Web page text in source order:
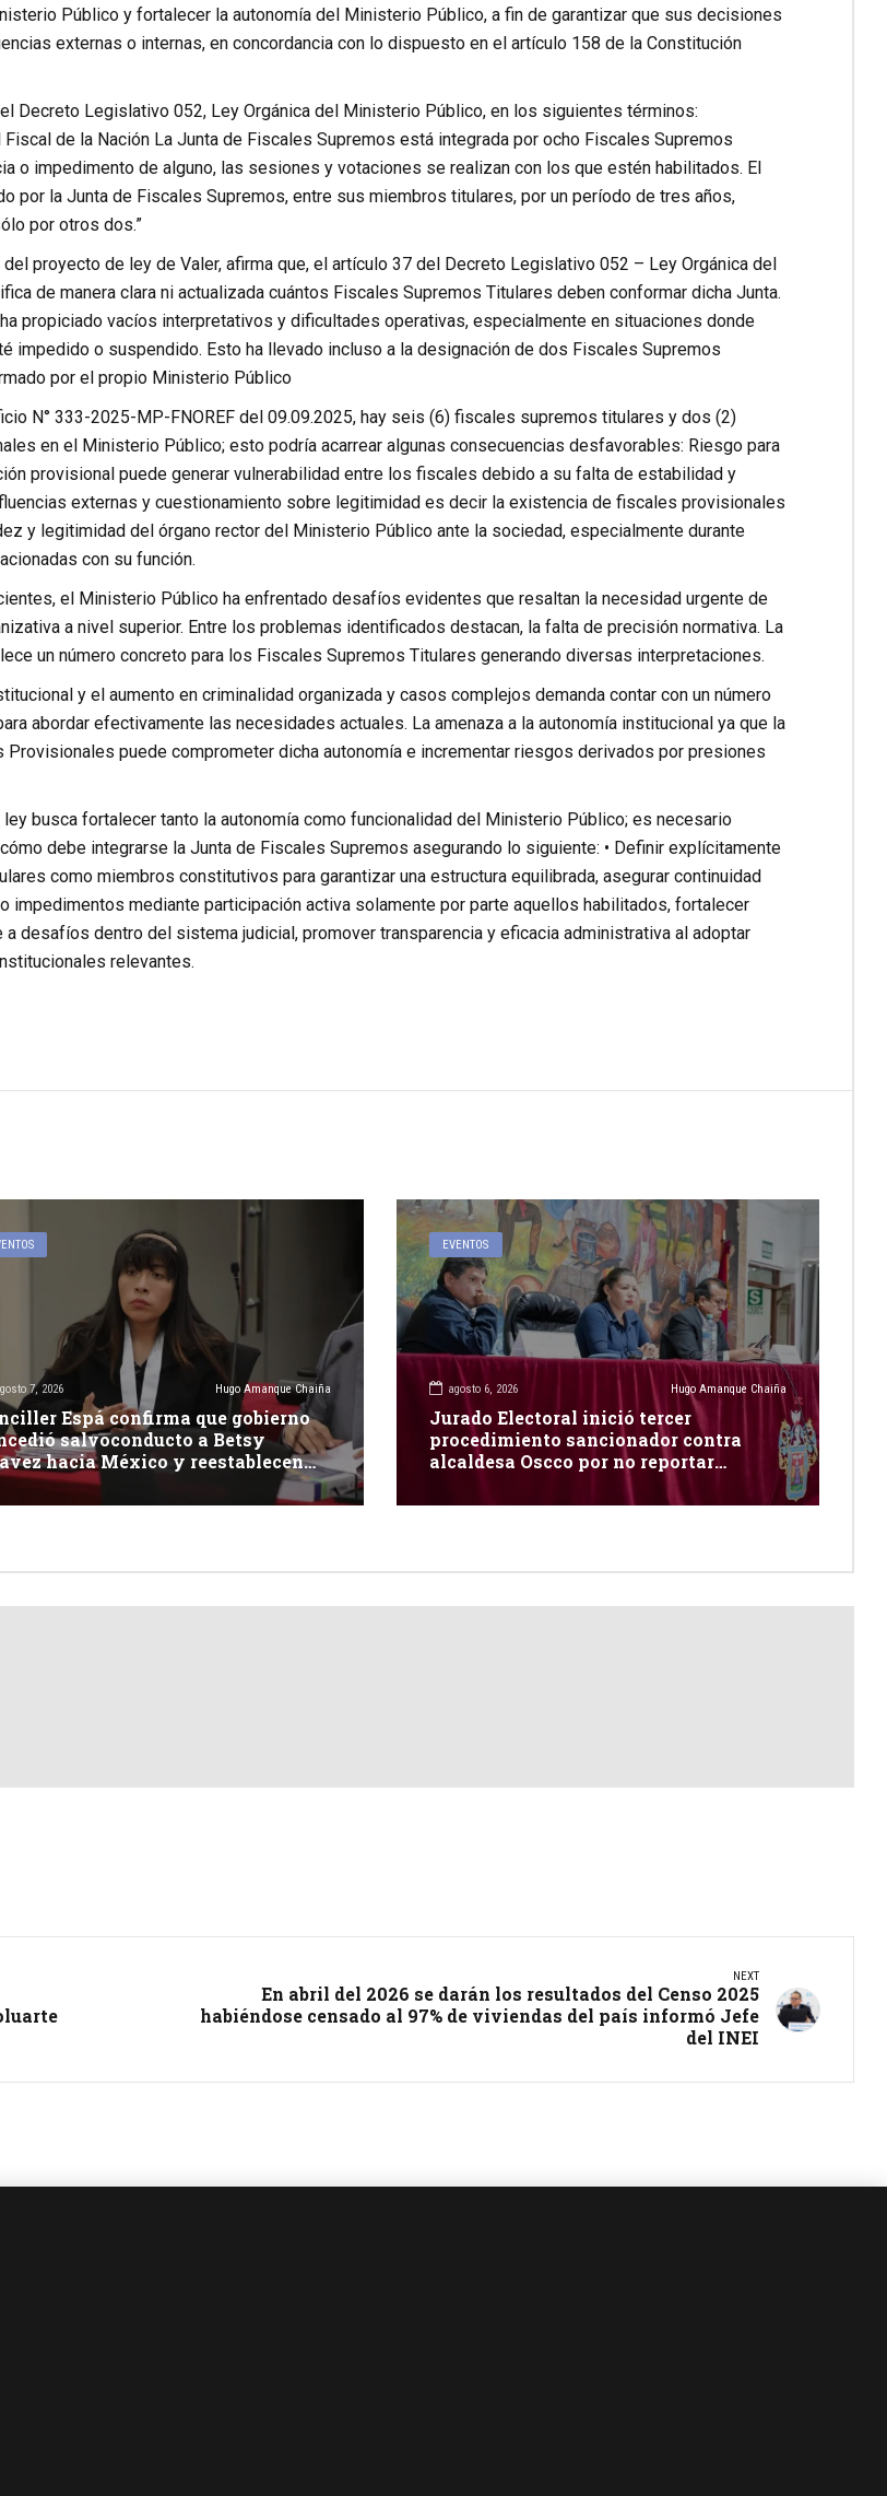
Público y fortalecer la autonomía del Ministerio Público, a fin de garantizar que sus decisiones
externas o internas, en concordancia con lo dispuesto en el artículo 158 de la Constitución
Decreto Legislativo 052, Ley Orgánica del Ministerio Público, en los siguientes términos:
de la Nación La Junta de Fiscales Supremos está integrada por ocho Fiscales Supremos
o impedimento de alguno, las sesiones y votaciones se realizan con los que estén habilitados. El
por la Junta de Fiscales Supremos, entre sus miembros titulares, por un período de tres años,
por otros dos.”
proyecto de ley de Valer, afirma que, el artículo 37 del Decreto Legislativo 052 – Ley Orgánica del
de manera clara ni actualizada cuántos Fiscales Supremos Titulares deben conformar dicha Junta.
propiciado vacíos interpretativos y dificultades operativas, especialmente en situaciones donde
impedido o suspendido. Esto ha llevado incluso a la designación de dos Fiscales Supremos
por el propio Ministerio Público
N° 333-2025-MP-FNOREF del 09.09.2025, hay seis (6) fiscales supremos titulares y dos (2)
en el Ministerio Público; esto podría acarrear algunas consecuencias desfavorables: Riesgo para
provisional puede generar vulnerabilidad entre los fiscales debido a su falta de estabilidad y
externas y cuestionamiento sobre legitimidad es decir la existencia de fiscales provisionales
y legitimidad del órgano rector del Ministerio Público ante la sociedad, especialmente durante
con su función.
el Ministerio Público ha enfrentado desafíos evidentes que resaltan la necesidad urgente de
a nivel superior. Entre los problemas identificados destacan, la falta de precisión normativa. La
un número concreto para los Fiscales Supremos Titulares generando diversas interpretaciones.
y el aumento en criminalidad organizada y casos complejos demanda contar con un número
abordar efectivamente las necesidades actuales. La amenaza a la autonomía institucional ya que la
Provisionales puede comprometer dicha autonomía e incrementar riesgos derivados por presiones
busca fortalecer tanto la autonomía como funcionalidad del Ministerio Público; es necesario
debe integrarse la Junta de Fiscales Supremos asegurando lo siguiente: • Definir explícitamente
como miembros constitutivos para garantizar una estructura equilibrada, asegurar continuidad
impedimentos mediante participación activa solamente por parte aquellos habilitados, fortalecer
desafíos dentro del sistema judicial, promover transparencia y eficacia administrativa al adoptar
relevantes.
7, 2026 Hugo Amanque Chaiña
Espá confirma que gobierno
salvoconducto a Betsy
hacia México y reestablecen
con dicho país
EVENTOS
agosto 6, 2026 Hugo Amanque Chaiña
Jurado Electoral inició tercer
procedimiento sancionador contra
alcaldesa Oscco por no reportar
NEXT
En abril del 2026 se darán los resultados del Censo 2025
habiéndose censado al 97% de viviendas del país informó Jefe
del INEI